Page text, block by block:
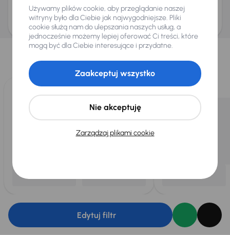
ani zagwarantowaną dostępnością pojazdu. AURES Holdings a.s., z siedzibą
Dopraváků 874/15, Čimice, 184 00 Praga 8, będzie przechowywać i przetwarzać
Twoje dane osobowe zgodnie z zasadami ochrony i przetwarzaniadanych
osobowych
Wybraliśmy dla Ciebie
Wybieramy dla Ciebienajlepsze pojazdyz naszej oferty. Kupimy
dla Ciebiedo 400 pojazdówkażdego dnia.
Edytuj filtr
Używamy plików cookie, aby przeglądanie naszej
witryny było dla Ciebie jak najwygodniejsze. Pliki
cookie służą nam do ulepszania naszych usług, a
jednocześnie możemy lepiej oferować Ci treści, które
mogą być dla Ciebie interesujące i przydatne.
Zarządzaj plikami cookie
Nie akceptuję
Zaakceptuj wszystko